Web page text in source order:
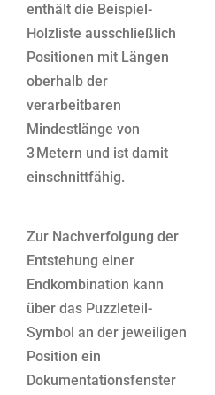
enthält die Beispiel-
Holzliste ausschließlich
Positionen mit Längen
oberhalb der
verarbeitbaren
Mindestlänge von
3 Metern und ist damit
einschnittfähig.
Zur Nachverfolgung der
Entstehung einer
Endkombination kann
über das Puzzleteil-
Symbol an der jeweiligen
Position ein
Dokumentationsfenster